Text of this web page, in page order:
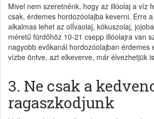
Mivel nem szeretnénk, hogy az illóolaj a víz
csak, érdemes hordozóolajba keverni. Erre
alkalmas lehet az olÍvaolaj, kókuszolaj,
méretű fürdőhöz 10-21 csepp illóolajra van
nagyobb evőkanál hordozóolajban érdemes
vízbe öntve, azt elkeverve, már élvezhetjük
3. Ne csak a
ragaszkodjunk